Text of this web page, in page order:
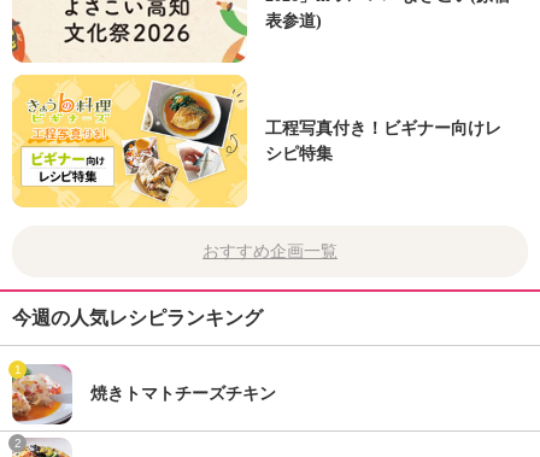
表参道)
工程写真付き！ビギナー向けレ
シピ特集
おすすめ企画一覧
今週の人気レシピランキング
1
焼きトマトチーズチキン
2